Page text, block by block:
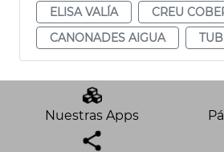
ELISA VALÍA
CREU
CANONADES AIGUA
Nuestras Apps